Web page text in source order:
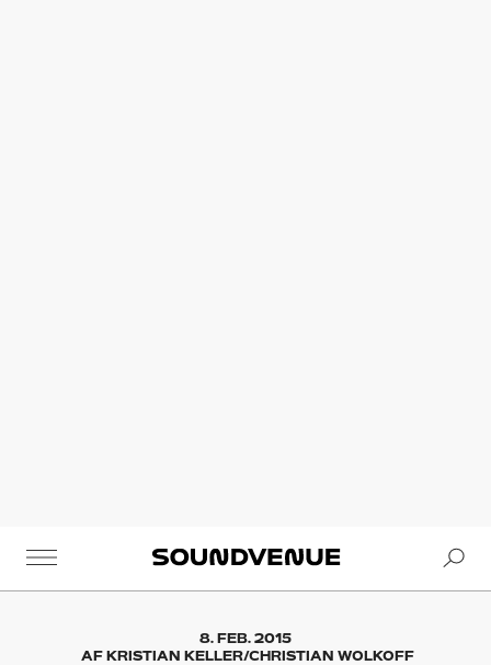
Soundvenue
8. FEB. 2015
AFKRISTIAN KELLER/CHRISTIAN WOLKOFF